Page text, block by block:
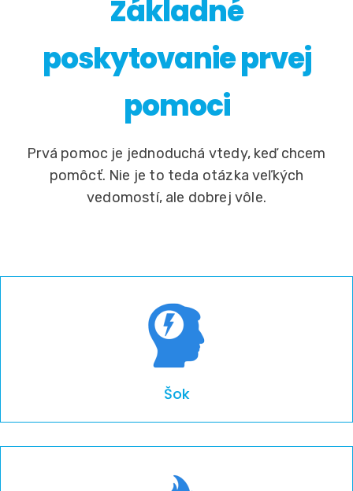
Základné
poskytovanie prvej
pomoci
Prvá pomoc je jednoduchá vtedy, keď chcem
pomôcť. Nie je to teda otázka veľkých
vedomostí, ale dobrej vôle.
Šok